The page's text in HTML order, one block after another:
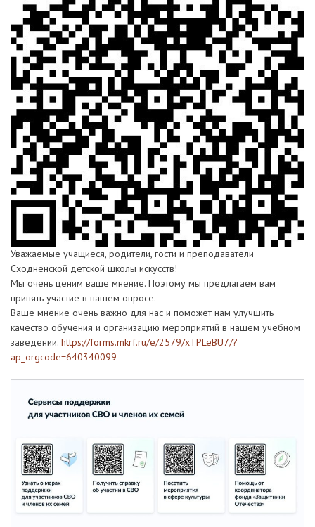
Уважаемые учащиеся, родители, гости и преподаватели
Сходненской детской школы искусств!
Мы очень ценим ваше мнение. Поэтому мы предлагаем вам
принять участие в нашем опросе.
Ваше мнение очень важно для нас и поможет нам улучшить
качество обучения и организацию мероприятий в нашем учебном
заведении. https://forms.mkrf.ru/e/2579/xTPLeBU7/?
ap_orgcode=640340099